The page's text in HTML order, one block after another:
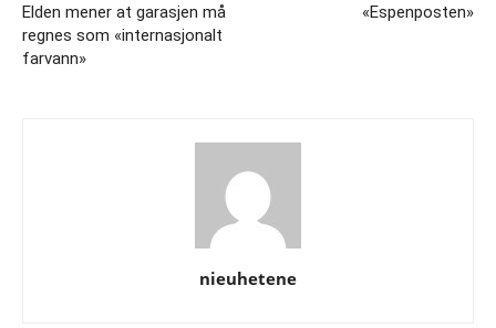
Elden mener at garasjen må
regnes som «internasjonalt
farvann»
«Espenposten»
nieuhetene